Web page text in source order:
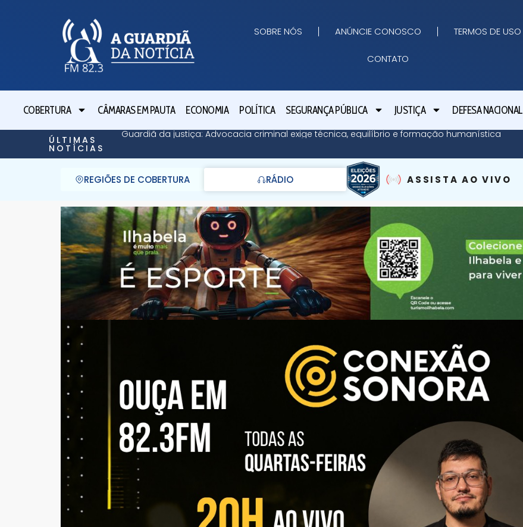
SOBRE NÓS ANÚNCIE CONOSCO TERMOS DE USO
CONTATO
COBERTURA CÂMARAS EM PAUTA ECONOMIA POLÍTICA SEGURANÇA PÚBLICA JUSTIÇA DEFESA NACIONAL
ÚLTIMAS
NOTÍCIAS
Guardiã da justiça: Advocacia criminal exige técnica, equilíbrio e formação humanística
REGIÕES DE COBERTURA RÁDIO ASSISTA AO VIVO